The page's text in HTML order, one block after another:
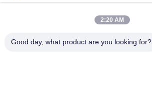
hbkedacc@gmail.com
2:20 AM
Good day, what product are you looking for?